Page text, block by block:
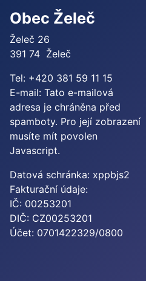
Obec Želeč
Želeč 26
391 74 Želeč
Tel: +420 381 59 11 15
E-mail: Tato e-mailová
adresa je chráněna před
spamboty. Pro její zobrazení
musíte mít povolen
Javascript.
Datová schránka: xppbjs2
Fakturační údaje:
IČ: 00253201
DIČ: CZ00253201
Účet: 0701422329/0800